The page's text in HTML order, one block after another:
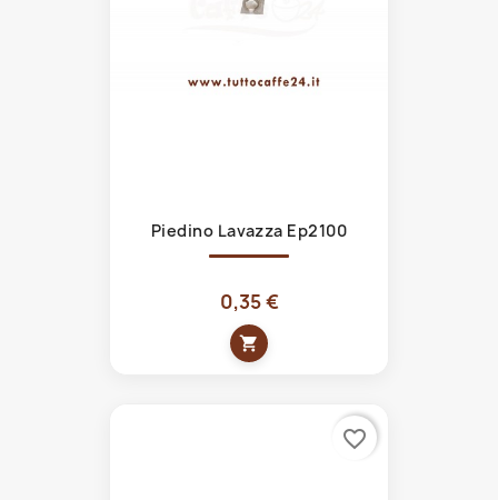
Piedino Lavazza Ep2100
0,35 €
shopping_cart
favorite_border